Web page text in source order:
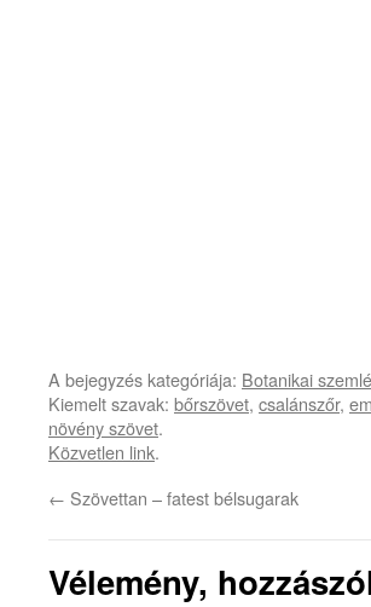
A bejegyzés kategóriája: Botanikai
Kiemelt szavak: bőrszövet, csalánszőr,
növény szövet.
Közvetlen link.
← Szövettan – fatest bélsugarak
Vélemény,